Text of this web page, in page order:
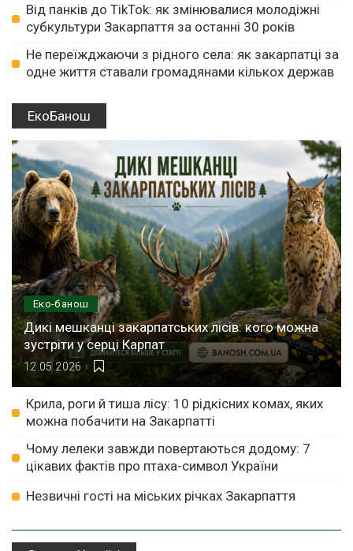
Від панків до TikTok: як змінювалися молодіжні
субкультури Закарпаття за останні 30 років
Не переїжджаючи з рідного села: як закарпатці за
одне життя ставали громадянами кількох держав
ЕкоБанош
Еко-банош
Дикі мешканці закарпатських лісів: кого можна
зустріти у серці Карпат
12.05.2026
Крила, роги й тиша лісу: 10 рідкісних комах, яких
можна побачити на Закарпатті
Чому лелеки завжди повертаються додому: 7
цікавих фактів про птаха-символ України
Незвичні гості на міських річках Закарпаття